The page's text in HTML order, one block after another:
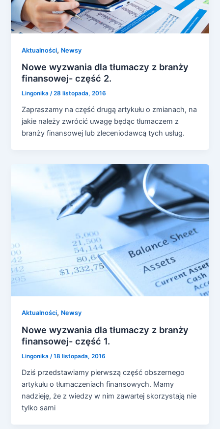
Aktualności, Newsy
Nowe wyzwania dla tłumaczy z branży
finansowej- część 2.
Lingonika/28 listopada, 2016
Zapraszamy na część drugą artykułu o zmianach, na
jakie należy zwrócić uwagę będąc tłumaczem z
branży finansowej lub zleceniodawcą tych usług.
Aktualności, Newsy
Nowe wyzwania dla tłumaczy z branży
finansowej- część 1.
Lingonika/18 listopada, 2016
Dziś przedstawiamy pierwszą część obszernego
artykułu o tłumaczeniach finansowych. Mamy
nadzieję, że z wiedzy w nim zawartej skorzystają nie
tylko sami